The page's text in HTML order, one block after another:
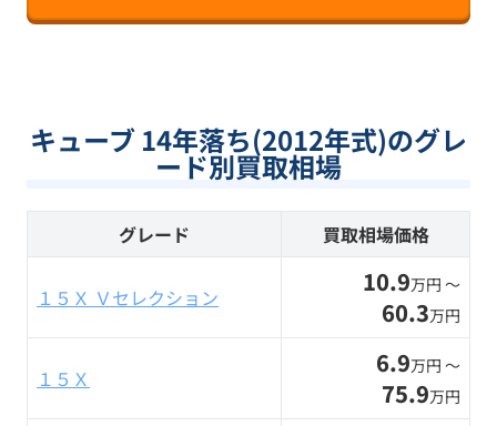
キューブ 14年落ち(2012年式)のグレ
ード別買取相場
グレード 買取相場価格
１５Ｘ Ｖセレクション 10.9万円 〜
60.3万円
１５Ｘ 6.9万円 〜
75.9万円